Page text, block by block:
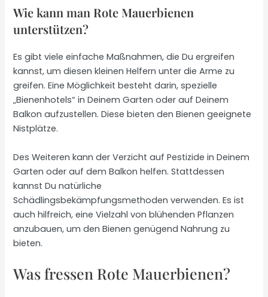
Wie kann man Rote Mauerbienen
unterstützen?
Es gibt viele einfache Maßnahmen, die Du ergreifen
kannst, um diesen kleinen Helfern unter die Arme zu
greifen. Eine Möglichkeit besteht darin, spezielle
„Bienenhotels“ in Deinem Garten oder auf Deinem
Balkon aufzustellen. Diese bieten den Bienen geeignete
Nistplätze.
Des Weiteren kann der Verzicht auf Pestizide in Deinem
Garten oder auf dem Balkon helfen. Stattdessen
kannst Du natürliche
Schädlingsbekämpfungsmethoden verwenden. Es ist
auch hilfreich, eine Vielzahl von blühenden Pflanzen
anzubauen, um den Bienen genügend Nahrung zu
bieten.
Was fressen Rote Mauerbienen?